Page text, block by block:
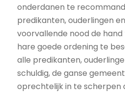
onderdanen te
predikanten, ouderlingen
voorvallende nood de hand
hare goede ordening te
alle predikanten,
schuldig, de ganse
oprechtelijk in te scherpen